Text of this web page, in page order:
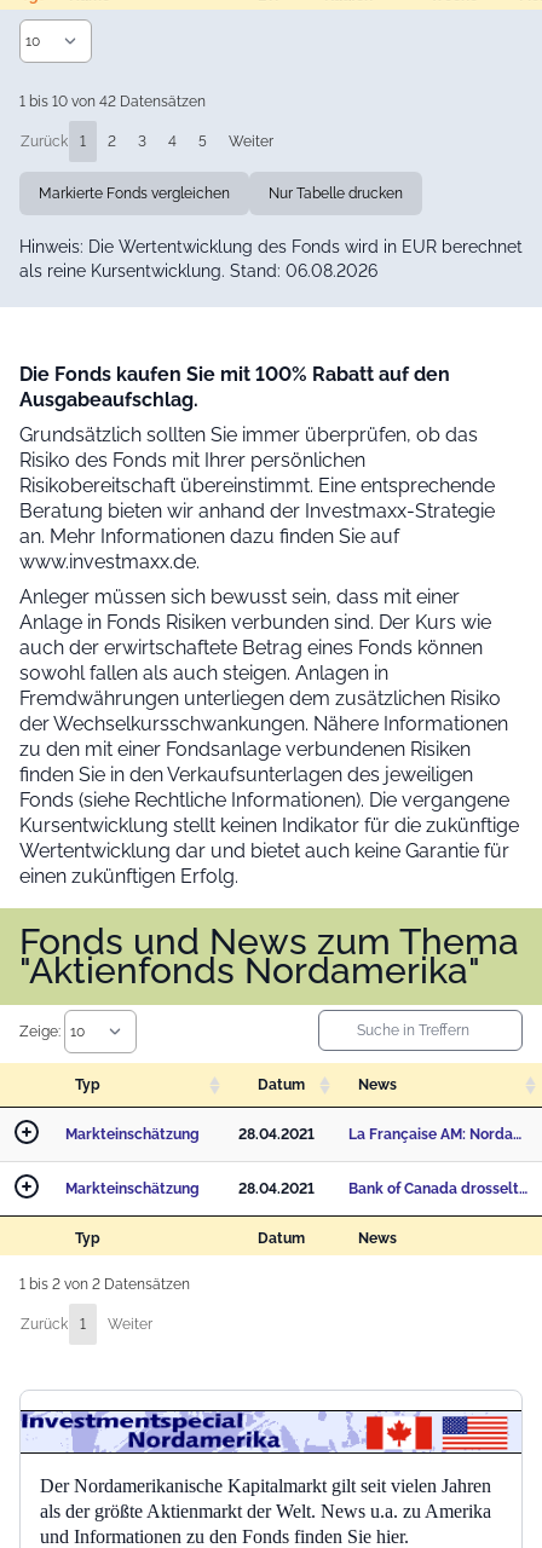
1 bis 10 von 42 Datensätzen
Zurück 1 2 3 4 5 Weiter
Markierte Fonds vergleichen Nur Tabelle drucken
Hinweis: Die Wertentwicklung des Fonds wird in EUR berechnet
als reine Kursentwicklung. Stand: 06.08.2026
Die Fonds kaufen Sie mit 100% Rabatt auf den
Ausgabeaufschlag.
Grundsätzlich sollten Sie immer überprüfen, ob das
Risiko des Fonds mit Ihrer persönlichen
Risikobereitschaft übereinstimmt. Eine entsprechende
Beratung bieten wir anhand der Investmaxx-Strategie
an. Mehr Informationen dazu finden Sie auf
www.investmaxx.de.
Anleger müssen sich bewusst sein, dass mit einer
Anlage in Fonds Risiken verbunden sind. Der Kurs wie
auch der erwirtschaftete Betrag eines Fonds können
sowohl fallen als auch steigen. Anlagen in
Fremdwährungen unterliegen dem zusätzlichen Risiko
der Wechselkursschwankungen. Nähere Informationen
zu den mit einer Fondsanlage verbundenen Risiken
finden Sie in den Verkaufsunterlagen des jeweiligen
Fonds (siehe Rechtliche Informationen). Die vergangene
Kursentwicklung stellt keinen Indikator für die zukünftige
Wertentwicklung dar und bietet auch keine Garantie für
einen zukünftigen Erfolg.
Fonds und News zum Thema
"Aktienfonds Nordamerika"
Zeige:
Typ Datum News
Markteinschätzung 28.04.2021 La Française AM: Nordamerika im Fokus
Markteinschätzung 28.04.2021 Bank of Canada drosselt als erste Zentralbank
Typ Datum News
1 bis 2 von 2 Datensätzen
Zurück 1 Weiter
Der Nordamerikanische Kapitalmarkt gilt seit vielen Jahren
als der größte Aktienmarkt der Welt. News u.a. zu Amerika
und Informationen zu den Fonds finden Sie hier.